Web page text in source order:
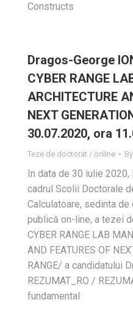
Constructs
Drаgоs-Geоrge
CYBER RАNGE
АRCHITECTURE
NEXT
30.07.2020, ora
Teze de doctorat / online By
In data de 30 iulie 2020,
cadrul Scolii Doctorale
Calculatoare, sedinta
publică on-line, a tezei
CYBER RАNGE LАB
АND FEАTURES ОF
RАNGE/ a candidatului
REZUMAT_RO /
fundamental